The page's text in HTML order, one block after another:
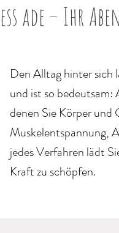
ade – Ihr
Den Alltag hinter sich
und ist so
denen Sie Körper und
Muskelentspannung,
jedes Verfahren lädt
Kraft zu schöpfen.